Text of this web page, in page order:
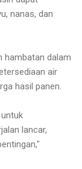
nanas, dan
hambatan dalam
air
hasil panen.
lancar,